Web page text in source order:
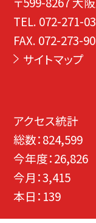
TEL. 072-271-
FAX. 072-273-
サイトマップ
アクセス統計
総数：824,599
今年度：26,826
今月：3,415
本日： 139